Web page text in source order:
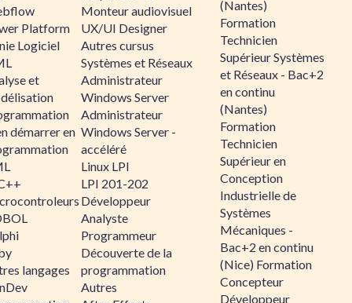
Platform
Logiciel
et
démarrer en
langages
Monteur audiovisuel
UX/UI Designer
Autres cursus
Systèmes et Réseaux
Administrateur
Windows Server
Administrateur
Windows Server -
accéléré
Linux LPI
LPI 201-202
Développeur
Analyste
Programmeur
Découverte de la
programmation
Autres
(Nantes)
Formation
Technicien
Supérieur Systèmes
et Réseaux - Bac+2
en continu
(Nantes)
Formation
Technicien
Supérieur en
Conception
Industrielle de
Systèmes
Mécaniques -
Bac+2 en continu
(Nice) Formation
Concepteur
Développeur